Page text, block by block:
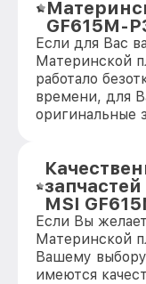
GF615M-
Если для Вас
Материнской
работало
времени, для
оригинальные
MSI
Если Вы
Материнской
Вашему
имеются